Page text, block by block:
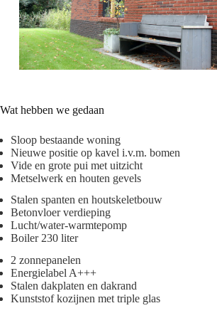
Wat hebben we gedaan
Sloop bestaande woning
Nieuwe positie op kavel i.v.m. bomen
Vide en grote pui met uitzicht
Metselwerk en houten gevels
Stalen spanten en houtskeletbouw
Betonvloer verdieping
Lucht/water-warmtepomp
Boiler 230 liter
2 zonnepanelen
Energielabel A+++
Stalen dakplaten en dakrand
Kunststof kozijnen met triple glas